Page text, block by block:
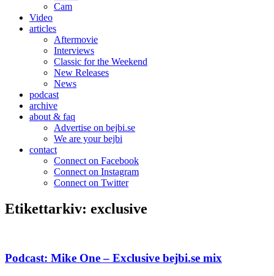
Cam
Video
articles
Aftermovie
Interviews
Classic for the Weekend
New Releases
News
podcast
archive
about & faq
Advertise on bejbi.se
We are your bejbi
contact
Connect on Facebook
Connect on Instagram
Connect on Twitter
Etikettarkiv: exclusive
Podcast: Mike One – Exclusive bejbi.se mix